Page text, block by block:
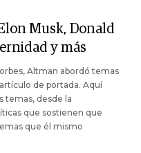
Musk, Donald
y más
Altman abordó temas
de portada. Aquí
temas, desde la
que sostienen que
que él mismo